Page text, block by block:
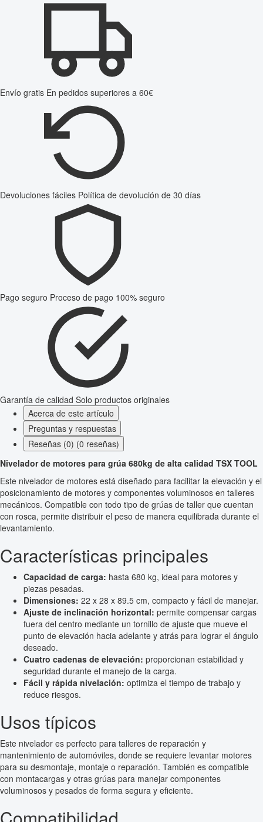
Envío gratis En pedidos superiores a 60€
Devoluciones fáciles Política de devolución de 30 días
Pago seguro Proceso de pago 100% seguro
Garantía de calidad Solo productos originales
Acerca de este artículo
Preguntas y respuestas
Reseñas (0) (0 reseñas)
Nivelador de motores para grúa 680kg de alta calidad TSX TOOL
Este nivelador de motores está diseñado para facilitar la elevación y el
posicionamiento de motores y componentes voluminosos en talleres
mecánicos. Compatible con todo tipo de grúas de taller que cuentan
con rosca, permite distribuir el peso de manera equilibrada durante el
levantamiento.
Características principales
Capacidad de carga: hasta 680 kg, ideal para motores y
piezas pesadas.
Dimensiones: 22 x 28 x 89.5 cm, compacto y fácil de manejar.
Ajuste de inclinación horizontal: permite compensar cargas
fuera del centro mediante un tornillo de ajuste que mueve el
punto de elevación hacia adelante y atrás para lograr el ángulo
deseado.
Cuatro cadenas de elevación: proporcionan estabilidad y
seguridad durante el manejo de la carga.
Fácil y rápida nivelación: optimiza el tiempo de trabajo y
reduce riesgos.
Usos típicos
Este nivelador es perfecto para talleres de reparación y
mantenimiento de automóviles, donde se requiere levantar motores
para su desmontaje, montaje o reparación. También es compatible
con montacargas y otras grúas para manejar componentes
voluminosos y pesados de forma segura y eficiente.